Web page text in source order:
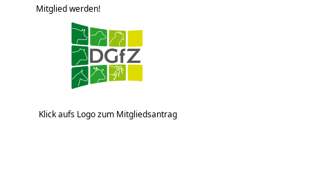
Mitglied werden!
Klick aufs Logo zum Mitgliedsantrag